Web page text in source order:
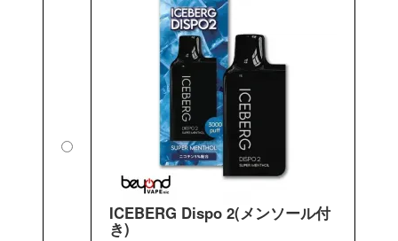
ICEBERG Dispo 2(メンソール付
き)